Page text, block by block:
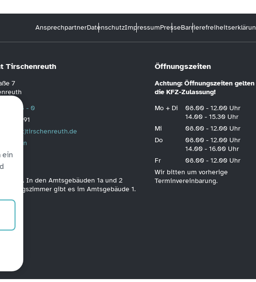
ein
AnsprechpartnerDatenschutzImpressumPresse
Tirschenreuth
7
31 / 88 - 0
31 / 2391
In den Amtsgebäuden 1a und 2
gibt es im Amtsgebäude 1.
Öffnungszeiten
Achtung: Öffnungszeiten
die KFZ-Zulassung!
Mo + Di
08.00 - 12.00 Uhr
14.00 - 15.30 Uhr
Mi
08.00 - 12.00 Uhr
Do
08.00 - 12.00 Uhr
14.00 - 16.00 Uhr
Fr
08.00 - 12.00 Uhr
Wir bitten um vorherige
Terminvereinbarung.